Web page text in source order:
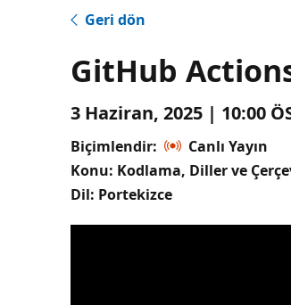
Geri dön
GitHub
3 Haziran, 2025 | 10:00
Biçimlendir:
Canlı Yayın
Konu: Kodlama, Diller ve
Dil: Portekizce